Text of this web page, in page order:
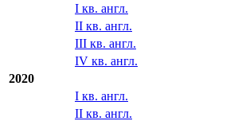
I кв. англ.
II кв. англ.
III кв. англ.
IV кв. англ.
2020
I кв. англ.
II кв. англ.